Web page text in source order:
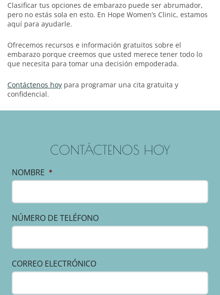
Clasificar tus opciones de embarazo puede ser abrumador,
pero no estás sola en esto. En Hope Women’s Clinic, estamos
aquí para ayudarle.
Ofrecemos recursos e información gratuitos sobre el
embarazo porque creemos que usted merece tener todo lo
que necesita para tomar una decisión empoderada.
Contáctenos hoy para programar una cita gratuita y
confidencial.
CONTÁCTENOS HOY
NOMBRE *
NÚMERO DE TELÉFONO
CORREO ELECTRÓNICO